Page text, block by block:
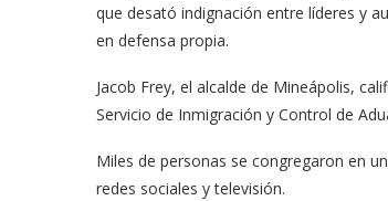
que desató indignación entre líderes y
en defensa propia.
Jacob Frey, el alcalde de Mineápolis,
Servicio de Inmigración y Control de
Miles de personas se congregaron en
redes sociales y televisión.